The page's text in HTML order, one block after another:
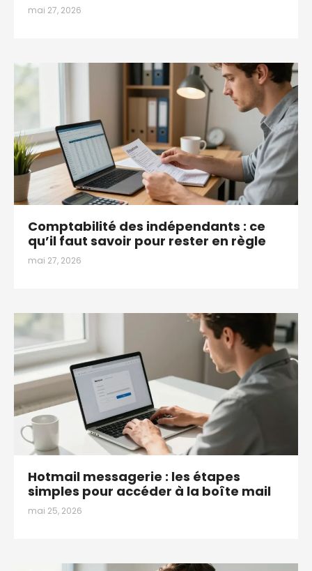
mai 27, 2026
Comptabilité des indépendants : ce
qu’il faut savoir pour rester en règle
mai 27, 2026
Hotmail messagerie : les étapes
simples pour accéder à la boîte mail
mai 25, 2026